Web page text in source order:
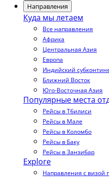
Направления
Куда мы летаем
Все направления
Африка
Центральная Азия
Европа
Индийский
Ближний Восток
Юго-Восточная Азия
Популярные места
Рейсы в Тбилиси
Рейсы в Мале
Рейсы в Коломбо
Рейсы в Баку
Рейсы в Занзибар
Explore
Направления с визой